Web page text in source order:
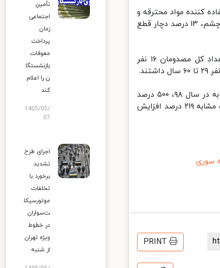
دیدگان استفاده کننده مواد محترقه و
١۶ درصد عابر بودند گفت: ٣٨ درصد دچار سوختگی، ٢٩ درصد دچار آسیب به چشم، ١٣ درصد دچار قطع
خالدی ادامه داد: ٩ درصد آسیب دیدگان خانم و ٩١ درصد مرد بودند. از تعداد کل مصدومان ١۶ نفر
وی افزود: تعداد جانباختگان حوادث چهارشنبه آخر سال نسبت به مدت مشابه در سال ٩٨، ۵٠٠ درصد
افزایش داشته است. همچنین تعداد کل آسیب دیدگان نیز نسبت به مدت مشابه ٢١٩ درصد افزایش
PRINT
تأمین
اجتماعی
زمان
پرداخت
معوقات
بازنشستگا
ن را اعلام
کند
1405/05/
07
اجرای طرح
تشدید
برخورد با
تخلفات
موتورسیکل
ت‌سواران
در خطوط
ویژه تهران
از شنبه